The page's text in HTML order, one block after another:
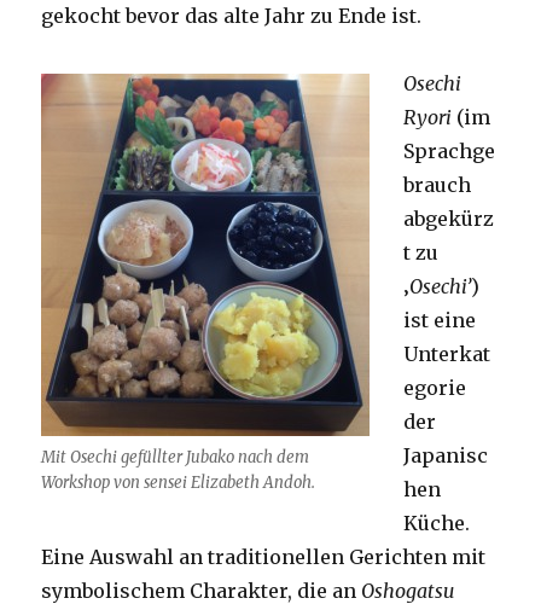
gekocht bevor das alte Jahr zu Ende ist.
Mit Osechi gefüllter Jubako nach dem
Workshop von sensei Elizabeth Andoh.
Osechi
Ryori (im
Sprachge
brauch
abgekürz
t zu
‚Osechi’)
ist eine
Unterkat
egorie
der
Japanisc
hen
Küche.
Eine Auswahl an traditionellen Gerichten mit
symbolischem Charakter, die an Oshogatsu